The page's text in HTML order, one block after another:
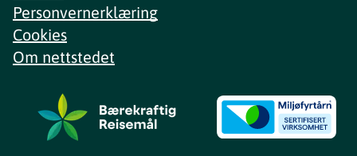
Personvernerklæring
Cookies
Om nettstedet